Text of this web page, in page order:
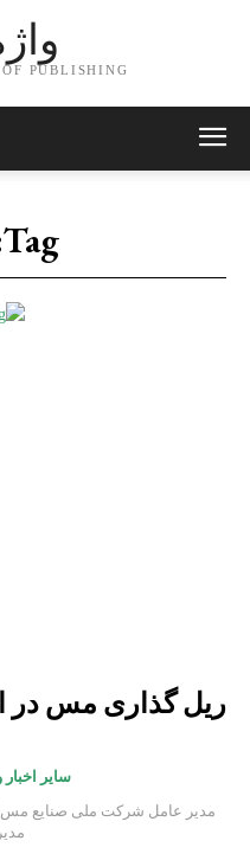
PUBLISHING
Tag:
ریل گذاری مس در
سایر اخبار
مدیر عامل شرکت ملی صنایع مس